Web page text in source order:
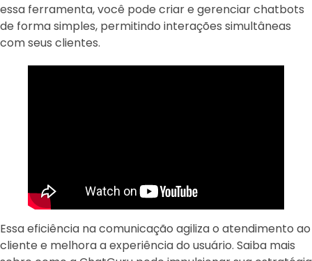
essa ferramenta, você pode criar e gerenciar chatbots
de forma simples, permitindo interações simultâneas
com seus clientes.
Essa eficiência na comunicação agiliza o atendimento ao
cliente e melhora a experiência do usuário. Saiba mais